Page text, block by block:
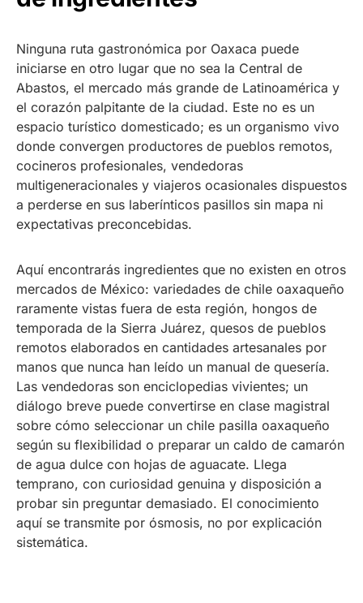
Ninguna ruta gastronómica por Oaxaca puede
iniciarse en otro lugar que no sea la Central de
Abastos, el mercado más grande de Latinoamérica y
el corazón palpitante de la ciudad. Este no es un
espacio turístico domesticado; es un organismo vivo
donde convergen productores de pueblos remotos,
cocineros profesionales, vendedoras
multigeneracionales y viajeros ocasionales dispuestos
a perderse en sus laberínticos pasillos sin mapa ni
expectativas preconcebidas.
Aquí encontrarás ingredientes que no existen en otros
mercados de México: variedades de chile oaxaqueño
raramente vistas fuera de esta región, hongos de
temporada de la Sierra Juárez, quesos de pueblos
remotos elaborados en cantidades artesanales por
manos que nunca han leído un manual de quesería.
Las vendedoras son enciclopedias vivientes; un
diálogo breve puede convertirse en clase magistral
sobre cómo seleccionar un chile pasilla oaxaqueño
según su flexibilidad o preparar un caldo de camarón
de agua dulce con hojas de aguacate. Llega
temprano, con curiosidad genuina y disposición a
probar sin preguntar demasiado. El conocimiento
aquí se transmite por ósmosis, no por explicación
sistemática.